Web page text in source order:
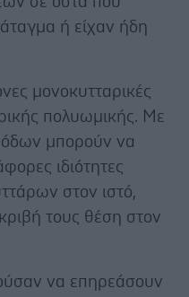
ή είχαν ήδη
μονοκυτταρικές
πολυωμικής. Με
μπορούν να
ιδιότητες
στον ιστό,
τους θέση στον
να επηρεάσουν